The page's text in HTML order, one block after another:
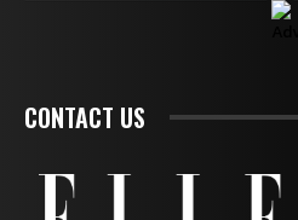
CONTACT US